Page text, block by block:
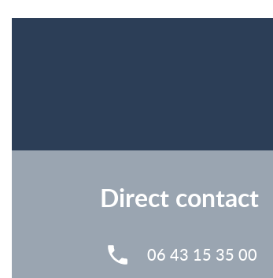
Direct contact
06 43 15 35 00